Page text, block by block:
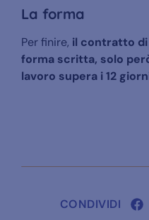
La forma
Per finire, il contratto di
forma scritta, solo
lavoro supera i 12
CONDIVIDI